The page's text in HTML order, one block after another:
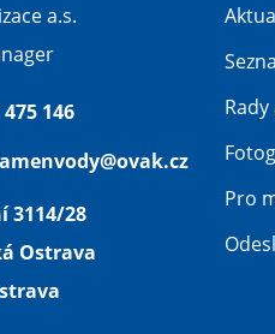
a.s.
146
3114/28
Ostrava
Pro